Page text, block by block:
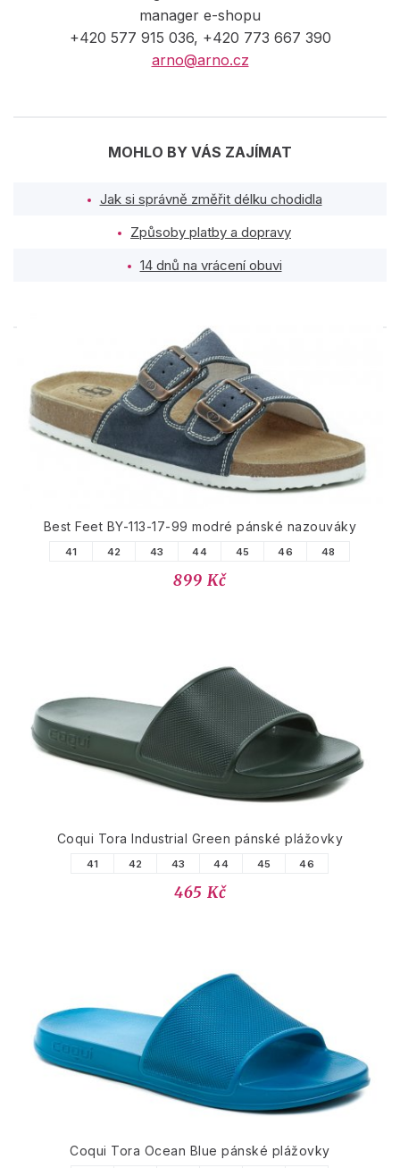
manager e-shopu
+420 577 915 036, +420 773 667 390
arno@arno.cz
MOHLO BY VÁS ZAJÍMAT
Jak si správně změřit délku chodidla
Způsoby platby a dopravy
14 dnů na vrácení obuvi
PODOBNÉ PRODUKTY
Best Feet BY-113-17-99 modré pánské nazouváky
41 42 43 44 45 46 48
899 Kč
Coqui Tora Industrial Green pánské plážovky
41 42 43 44 45 46
465 Kč
Coqui Tora Ocean Blue pánské plážovky